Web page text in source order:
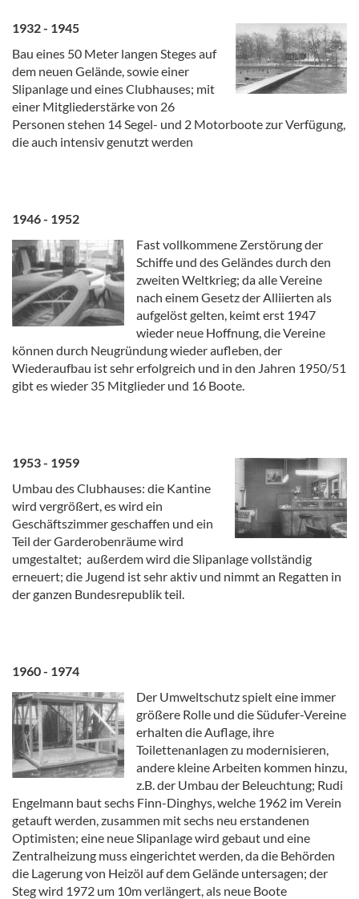
1932 - 1945
Bau eines 50 Meter langen Steges auf
dem neuen Gelände, sowie einer
Slipanlage und eines Clubhauses; mit
einer Mitgliederstärke von 26
Personen stehen 14 Segel- und 2 Motorboote zur Verfügung,
die auch intensiv genutzt werden
1946 - 1952
Fast vollkommene Zerstörung der
Schiffe und des Geländes durch den
zweiten Weltkrieg; da alle Vereine
nach einem Gesetz der Alliierten als
aufgelöst gelten, keimt erst 1947
wieder neue Hoffnung, die Vereine
können durch Neugründung wieder aufleben, der
Wiederaufbau ist sehr erfolgreich und in den Jahren 1950/51
gibt es wieder 35 Mitglieder und 16 Boote.
1953 - 1959
Umbau des Clubhauses: die Kantine
wird vergrößert, es wird ein
Geschäftszimmer geschaffen und ein
Teil der Garderobenräume wird
umgestaltet; außerdem wird die Slipanlage vollständig
erneuert; die Jugend ist sehr aktiv und nimmt an Regatten in
der ganzen Bundesrepublik teil.
1960 - 1974
Der Umweltschutz spielt eine immer
größere Rolle und die Südufer-Vereine
erhalten die Auflage, ihre
Toilettenanlagen zu modernisieren,
andere kleine Arbeiten kommen hinzu,
z.B. der Umbau der Beleuchtung; Rudi
Engelmann baut sechs Finn-Dinghys, welche 1962 im Verein
getauft werden, zusammen mit sechs neu erstandenen
Optimisten; eine neue Slipanlage wird gebaut und eine
Zentralheizung muss eingerichtet werden, da die Behörden
die Lagerung von Heizöl auf dem Gelände untersagen; der
Steg wird 1972 um 10m verlängert, als neue Boote